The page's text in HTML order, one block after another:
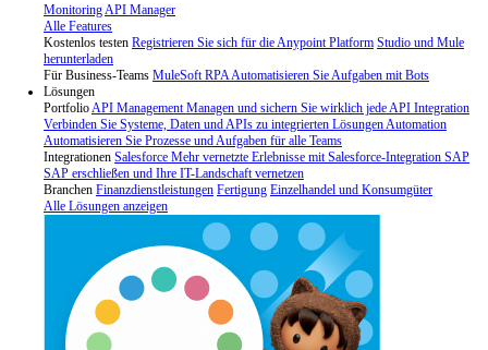
MonitoringAPI Manager
Alle Features
Kostenlos testen Registrieren Sie sich für die Anypoint Platform Studio und Mule
herunterladen
Für Business-Teams MuleSoft RPAAutomatisieren Sie Aufgaben mit Bots
Lösungen
PortfolioAPI Management Managen und sichern Sie wirklich jede API Integration
Verbinden Sie Systeme, Daten und APIs zu integrierten LösungenAutomation
Automatisieren Sie Prozesse und Aufgaben für alle Teams
Integrationen Salesforce Mehr vernetzte Erlebnisse mit Salesforce-Integration SAP
SAP erschließen und Ihre IT-Landschaft vernetzen
Branchen Finanzdienstleistungen Fertigung Einzelhandel und Konsumgüter
Alle Lösungen anzeigen